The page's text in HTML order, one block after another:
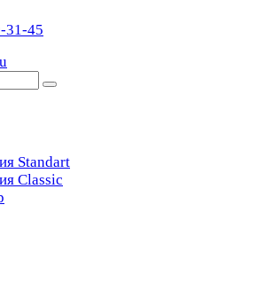
31-45
Standart
Classic